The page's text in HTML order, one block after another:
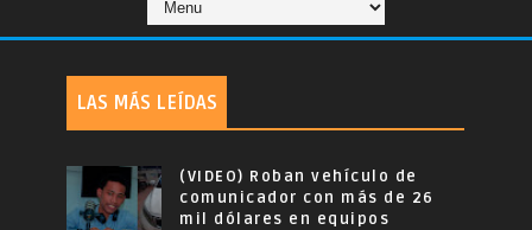
LAS MÁS LEÍDAS
(VIDEO) Roban vehículo de
comunicador con más de 26
mil dólares en equipos